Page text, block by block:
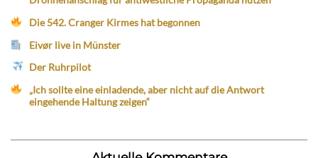
Die 542. Cranger Kirmes hat begonnen
Eivør live in Münster
Der Ruhrpilot
„Ich sollte eine einladende, aber nicht auf die Antwort
eingehende Haltung zeigen“